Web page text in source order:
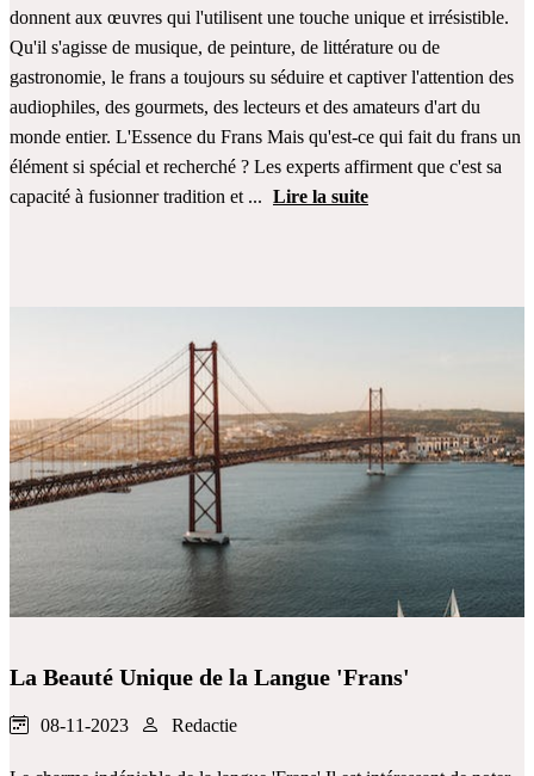
donnent aux œuvres qui l'utilisent une touche unique et irrésistible.
Qu'il s'agisse de musique, de peinture, de littérature ou de
gastronomie, le frans a toujours su séduire et captiver l'attention des
audiophiles, des gourmets, des lecteurs et des amateurs d'art du
monde entier. L'Essence du Frans Mais qu'est-ce qui fait du frans un
élément si spécial et recherché ? Les experts affirment que c'est sa
capacité à fusionner tradition et ... Lire la suite
La Beauté Unique de la Langue 'Frans'
08-11-2023 Redactie